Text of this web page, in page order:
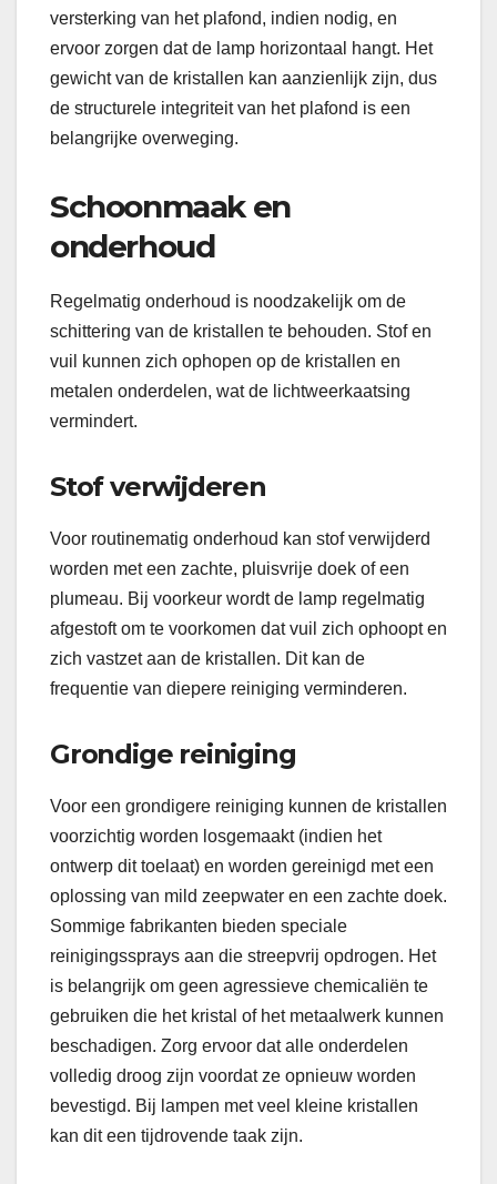
versterking van het plafond, indien nodig, en
ervoor zorgen dat de lamp horizontaal hangt. Het
gewicht van de kristallen kan aanzienlijk zijn, dus
de structurele integriteit van het plafond is een
belangrijke overweging.
Schoonmaak en
onderhoud
Regelmatig onderhoud is noodzakelijk om de
schittering van de kristallen te behouden. Stof en
vuil kunnen zich ophopen op de kristallen en
metalen onderdelen, wat de lichtweerkaatsing
vermindert.
Stof verwijderen
Voor routinematig onderhoud kan stof verwijderd
worden met een zachte, pluisvrije doek of een
plumeau. Bij voorkeur wordt de lamp regelmatig
afgestoft om te voorkomen dat vuil zich ophoopt en
zich vastzet aan de kristallen. Dit kan de
frequentie van diepere reiniging verminderen.
Grondige reiniging
Voor een grondigere reiniging kunnen de kristallen
voorzichtig worden losgemaakt (indien het
ontwerp dit toelaat) en worden gereinigd met een
oplossing van mild zeepwater en een zachte doek.
Sommige fabrikanten bieden speciale
reinigingssprays aan die streepvrij opdrogen. Het
is belangrijk om geen agressieve chemicaliën te
gebruiken die het kristal of het metaalwerk kunnen
beschadigen. Zorg ervoor dat alle onderdelen
volledig droog zijn voordat ze opnieuw worden
bevestigd. Bij lampen met veel kleine kristallen
kan dit een tijdrovende taak zijn.